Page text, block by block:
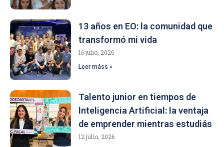
13 años en EO: la comunidad que
transformó mi vida
16 julio, 2026
Leer máss »
Talento junior en tiempos de
Inteligencia Artificial: la ventaja
de emprender mientras estudiás
12 julio, 2026